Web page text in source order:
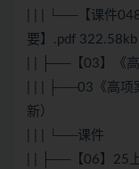
| | | └──【课件
要】.pdf 322.58kb
| | ├──【03】《
| | | ├──03《高项
新）
| | | └──课件
| | ├──【06】25